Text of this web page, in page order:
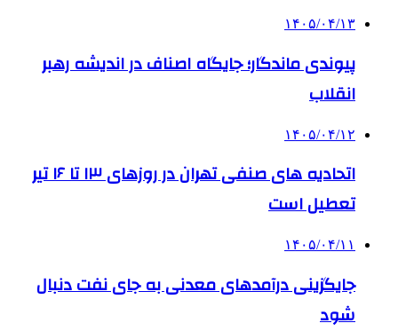
۱۴۰۵/۰۴/۱۳
پیوندی ماندگار؛ جایگاه اصناف در اندیشه رهبر
انقلاب
۱۴۰۵/۰۴/۱۲
اتحادیه های صنفی تهران در روزهای ۱۳ تا ۱۶ تیر
تعطیل است
۱۴۰۵/۰۴/۱۱
جایگزینی درآمدهای معدنی به جای نفت دنبال
شود